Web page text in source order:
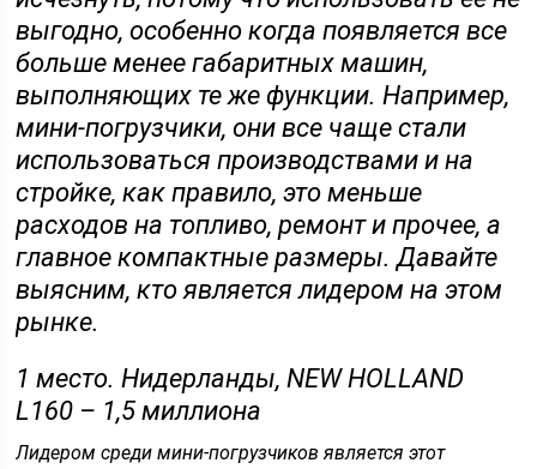
выгодно, особенно когда появляется все
больше менее габаритных машин,
выполняющих те же функции. Например,
мини-погрузчики, они все чаще стали
использоваться производствами и на
стройке, как правило, это меньше
расходов на топливо, ремонт и прочее, а
главное компактные размеры. Давайте
выясним, кто является лидером на этом
рынке.
1 место. Нидерланды, NEW HOLLAND
L160 – 1,5 миллиона
Лидером среди мини-погрузчиков является этот